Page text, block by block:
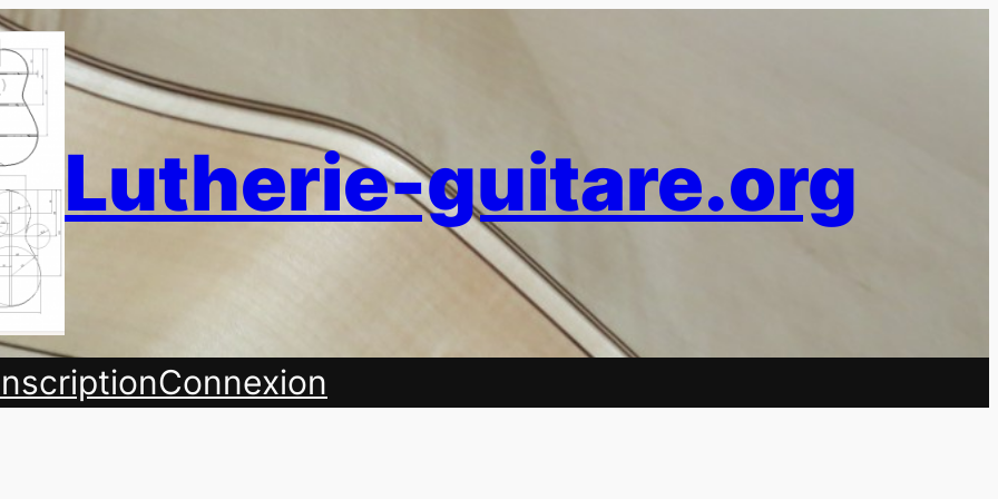
Lutherie-guitare.org
Connexion